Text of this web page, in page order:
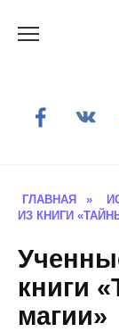
ГЛАВНАЯ »
ИЗ КНИГИ
книги
магии»